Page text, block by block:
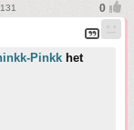
Pinkk het